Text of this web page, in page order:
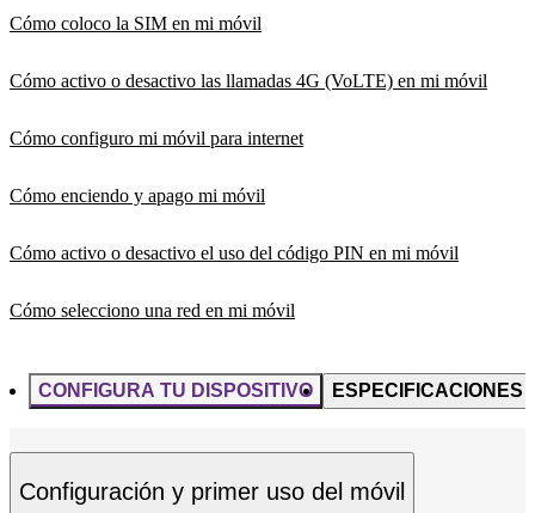
Cómo coloco la SIM en mi móvil
Cómo activo o desactivo las llamadas 4G (VoLTE) en mi móvil
Cómo configuro mi móvil para internet
Cómo enciendo y apago mi móvil
Cómo activo o desactivo el uso del código PIN en mi móvil
Cómo selecciono una red en mi móvil
CONFIGURA TU DISPOSITIVO ESPECIFICACIONES
Configuración y primer uso del móvil